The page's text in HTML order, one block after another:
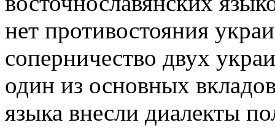
нет противостояния
соперничество двух
один из основных
языка внесли диалекты